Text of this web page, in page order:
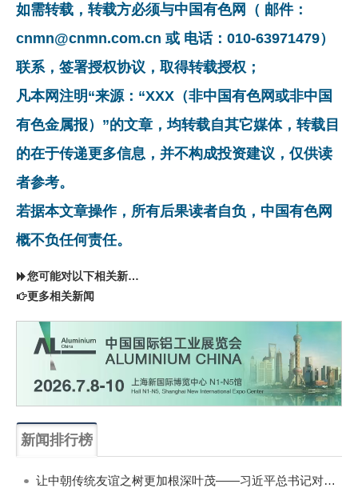
如需转载，转载方必须与中国有色网（ 邮件：
cnmn@cnmn.com.cn 或 电话：010-63971479）
联系，签署授权协议，取得转载授权；
凡本网注明“来源：“XXX（非中国有色网或非中国
有色金属报）”的文章，均转载自其它媒体，转载目
的在于传递更多信息，并不构成投资建议，仅供读
者参考。
若据本文章操作，所有后果读者自负，中国有色网
概不负任何责任。
您可能对以下相关新闻同样感兴趣
更多相关新闻
新闻排行榜
让中朝传统友谊之树更加根深叶茂——习近平总书记对朝鲜进行国事访问纪实